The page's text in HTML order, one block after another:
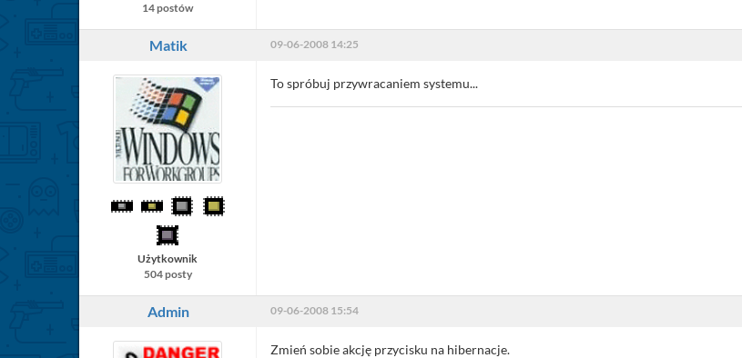
14 postów
Matik 09-06-2008 14:25
Użytkownik
504 posty
To spróbuj przywracaniem systemu...
Admin 09-06-2008 15:54
Zmień sobie akcję przycisku na hibernacje.